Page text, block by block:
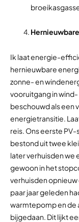
Ik laat energie-
hernieuwbare
zonne- en
vooruitgang in
beschouwd als een
energietransitie.
reis. Ons eerste
bestond uit twee
later verhuisden we
gewoon in het
verhuisden opnieuw
paar jaar geleden
warmtepomp en de
bijgedaan. Dit lijkt